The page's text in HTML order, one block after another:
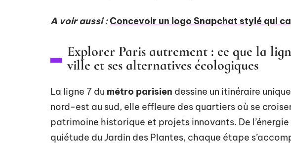
A voir aussi :Concevoir un logo Snapchat stylé qui
Explorer Paris autrement : ce que la
ville et ses alternatives écologiques
La ligne 7 du métro parisien dessine un itinéraire
nord-est au sud, elle effleure des quartiers où se
patrimoine historique et projets innovants. De l’énergie
quiétude du Jardin des Plantes, chaque étape